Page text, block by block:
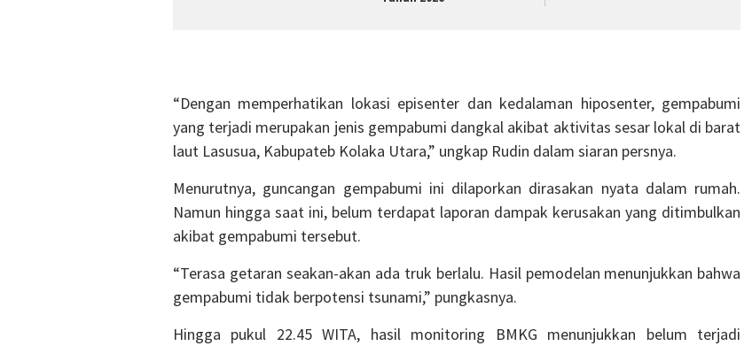
“Dengan memperhatikan lokasi episenter dan kedalaman hiposenter, gempabumi
yang terjadi merupakan jenis gempabumi dangkal akibat aktivitas sesar lokal di barat
laut Lasusua, Kabupateb Kolaka Utara,” ungkap Rudin dalam siaran persnya.
Menurutnya, guncangan gempabumi ini dilaporkan dirasakan nyata dalam rumah.
Namun hingga saat ini, belum terdapat laporan dampak kerusakan yang ditimbulkan
akibat gempabumi tersebut.
“Terasa getaran seakan-akan ada truk berlalu. Hasil pemodelan menunjukkan bahwa
gempabumi tidak berpotensi tsunami,” pungkasnya.
Hingga pukul 22.45 WITA, hasil monitoring BMKG menunjukkan belum terjadi